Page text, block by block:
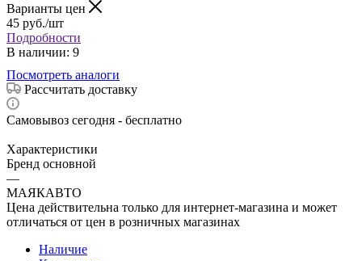
Варианты цен
45 руб./шт
Подробности
В наличии: 9
Посмотреть аналоги
Рассчитать доставку
Самовывоз сегодня - бесплатно
Характеристики
Бренд основной
—
МАЯКАВТО
Цена действительна только для интернет-магазина и может
отличаться от цен в розничных магазинах
Наличие